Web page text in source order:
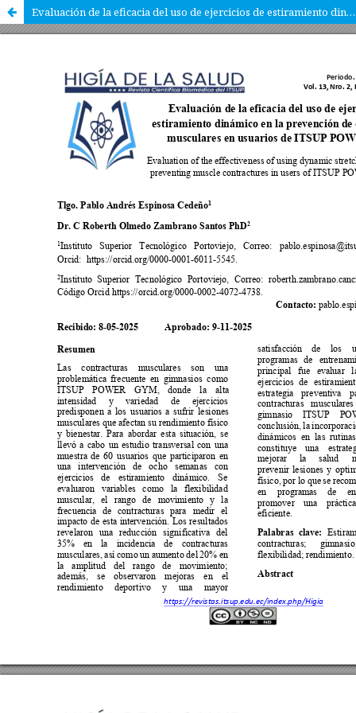
Evaluación de la eficacia del uso de ejercicios de estiramiento dinámico en la prevención de contracturas musculares en usuarios de ITSUP POWER GYM